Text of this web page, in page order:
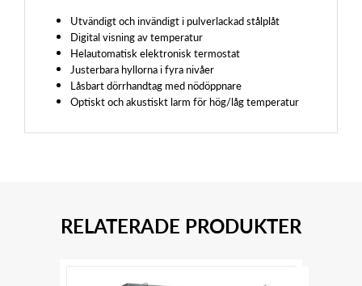
Utvändigt och invändigt i pulverlackad stålplåt
Digital visning av temperatur
Helautomatisk elektronisk termostat
Justerbara hyllorna i fyra nivåer
Låsbart dörrhandtag med nödöppnare
Optiskt och akustiskt larm för hög/låg temperatur
RELATERADE PRODUKTER